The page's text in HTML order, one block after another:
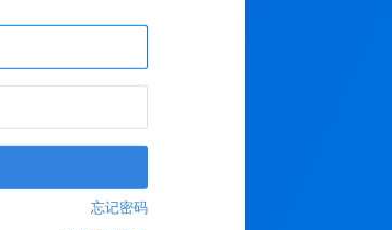
忘记密码